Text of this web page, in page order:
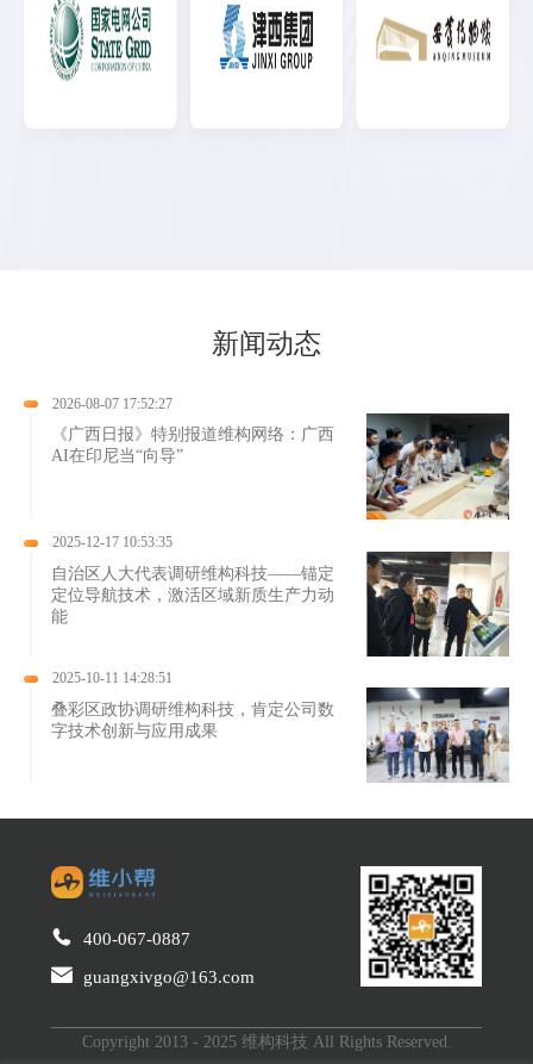
新闻动态
2026-08-07 17:52:27
《广西日报》特别报道维构网络：广西
AI在印尼当“向导”
2025-12-17 10:53:35
自治区人大代表调研维构科技——锚定
定位导航技术，激活区域新质生产力动
能
2025-10-11 14:28:51
叠彩区政协调研维构科技，肯定公司数
字技术创新与应用成果
400-067-0887
guangxivgo@163.com
Copyright 2013 - 2025 维构科技 All Rights Reserved.